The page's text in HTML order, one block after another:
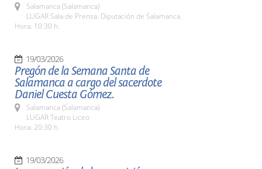
Salamanca (Salamanca)
LUGAR Sala de Prensa. Diputación de Salamanca.
Hora: 10:30 h.
19/03/2026
Pregón de la Semana Santa de
Salamanca a cargo del sacerdote
Daniel Cuesta Gómez.
Salamanca (Salamanca)
LUGAR Teatro Liceo
Hora: 20:30 h.
19/03/2026